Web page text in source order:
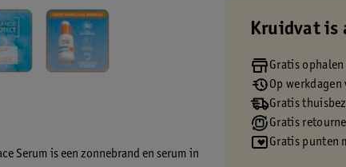
Serum is een zonnebrand en serum in
Kruidvat is
Gratis
Op
Gratis
Gratis
Gratis punten